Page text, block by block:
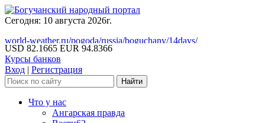
Сегодня: 10 августа 2026г.
world-weather.ru/pogoda/russia/boguchany/14days/
USD 82.1665 EUR 94.8366
Курсы банков
Вход | Регистрация
Что у нас
Ангарская правда